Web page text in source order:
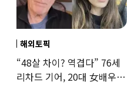
해외토픽
“48살 차이? 역겹다” 76세
리차드 기어, 20대 女배우와